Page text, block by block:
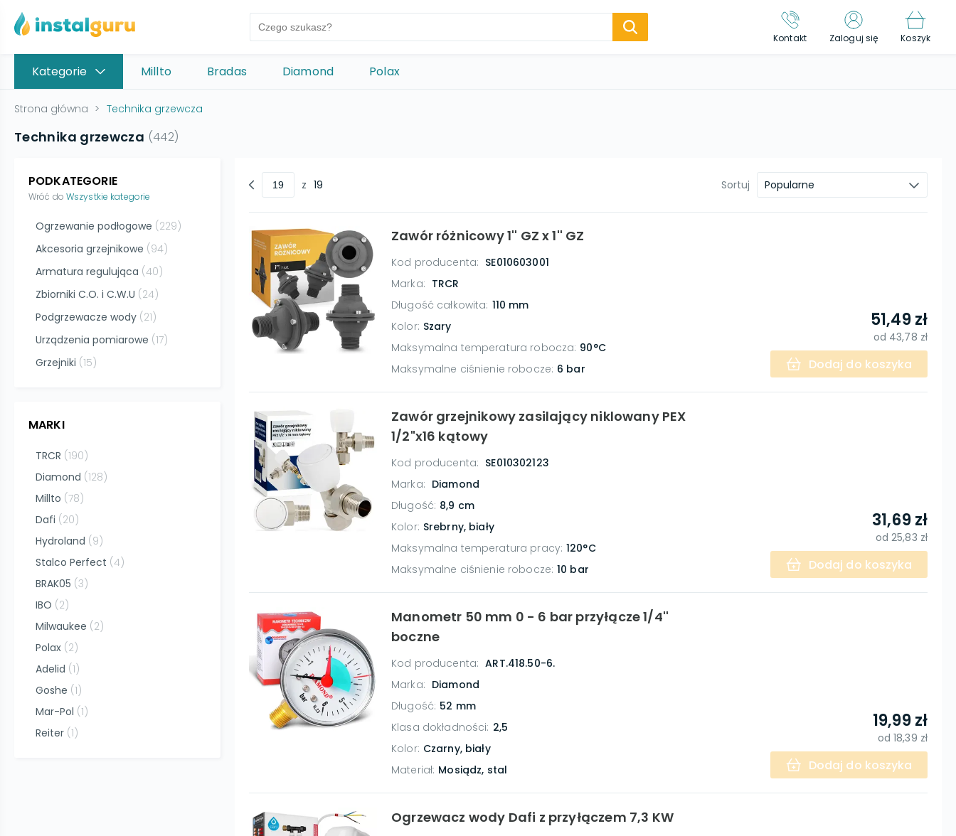
Kontakt Zaloguj się Koszyk
Kategorie Millto Bradas Diamond Polax
Strona główna > Technika grzewcza
Technika grzewcza (442)
PODKATEGORIE
Wróć do Wszystkie kategorie
Ogrzewanie podłogowe (229)
Akcesoria grzejnikowe (94)
Armatura regulująca (40)
Zbiorniki C.O. i C.W.U (24)
Podgrzewacze wody (21)
Urządzenia pomiarowe (17)
Grzejniki (15)
MARKI
TRCR (190)
Diamond (128)
Millto (78)
Dafi (20)
Hydroland (9)
Stalco Perfect (4)
BRAK05 (3)
IBO (2)
Milwaukee (2)
Polax (2)
Adelid (1)
Goshe (1)
Mar-Pol (1)
Reiter (1)
z 19 Sortuj Popularne
Zawór różnicowy 1'' GZ x 1'' GZ
Kod producenta: SE010603001
Marka: TRCR
Długość całkowita: 110 mm
Kolor: Szary
Maksymalna temperatura robocza: 90°C
Maksymalne ciśnienie robocze: 6 bar
51,49 zł
od 43,78 zł
Dodaj do koszyka
Zawór grzejnikowy zasilający niklowany PEX
1/2"x16 kątowy
Kod producenta: SE010302123
Marka: Diamond
Długość: 8,9 cm
Kolor: Srebrny, biały
Maksymalna temperatura pracy: 120°C
Maksymalne ciśnienie robocze: 10 bar
31,69 zł
od25,83 zł
Dodaj do koszyka
Manometr 50 mm 0 - 6 bar przyłącze 1/4''
boczne
Kod producenta: ART.418.50-6.
Marka: Diamond
Długość: 52 mm
Klasa dokładności: 2,5
Kolor: Czarny, biały
Materiał: Mosiądz, stal
19,99 zł
od18,39 zł
Dodaj do koszyka
Ogrzewacz wody Dafi z przyłączem 7,3 KW